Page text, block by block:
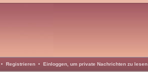
Registrieren • Einloggen, um private Nachrichten zu lesen